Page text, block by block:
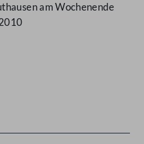
am Wochenende